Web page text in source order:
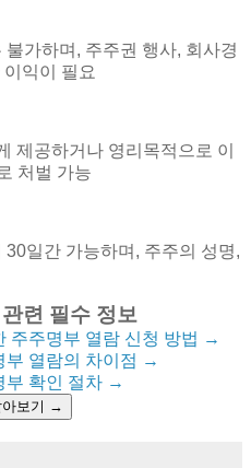
가하며, 주주권 행사, 회사경
익이 필요
제공하거나 영리목적으로 이
처벌 가능
일간 가능하며, 주주의 성명,
련 필수 정보
주주명부 열람 신청 방법 →
부 열람의 차이점 →
부 확인 절차 →
보기 →